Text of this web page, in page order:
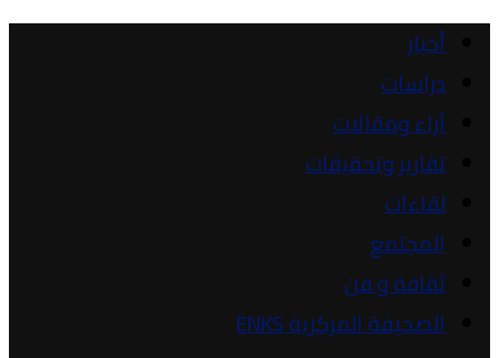
أخبار
دراسات
آراء ومقالات
تقارير وتحقيقات
لقاءات
المجتمع
ثقافة و فن
الصحيفة المركزية ENKS